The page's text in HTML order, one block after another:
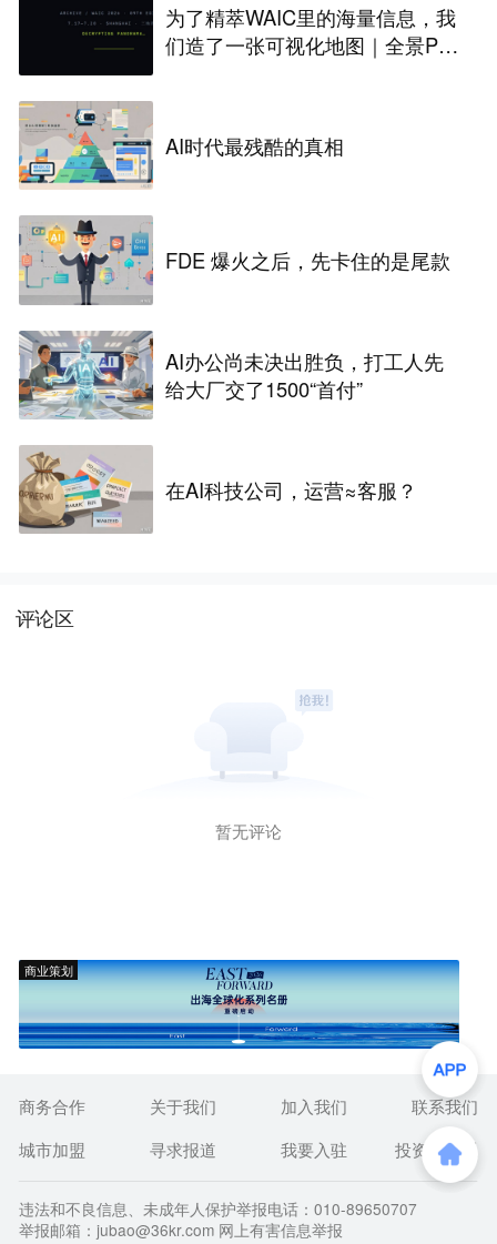
为了精萃WAIC里的海量信息，我
们造了一张可视化地图｜全景PA
AI时代最残酷的真相
FDE 爆火之后，先卡住的是尾款
AI办公尚未决出胜负，打工人先
给大厂交了1500“首付”
在AI科技公司，运营≈客服？
评论区
暂无评论
商业策划
商务合作 关于我们 加入我们
联系我们
城市加盟
寻求报道 我要入驻 投资者关系
违法和不良信息、未成年人保护举报电话：010-89650707
举报邮箱：jubao@36kr.com 网上有害信息举报